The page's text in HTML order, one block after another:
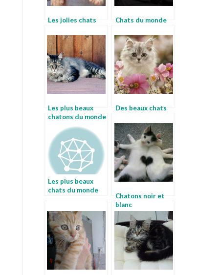
Les jolies chats Chats du monde
Les plus beaux
chatons du monde
Des beaux chats
Les plus beaux
chats du monde
Chatons noir et
blanc